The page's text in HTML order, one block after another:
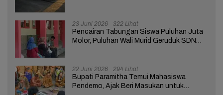
23 Juni 2026 322 Lihat
Pencairan Tabungan Siswa Puluhan Juta
Molor, Puluhan Wali Murid Geruduk SDN
22 Juni 2026 294 Lihat
Bupati Paramitha Temui Mahasiswa
Pendemo, Ajak Beri Masukan untuk